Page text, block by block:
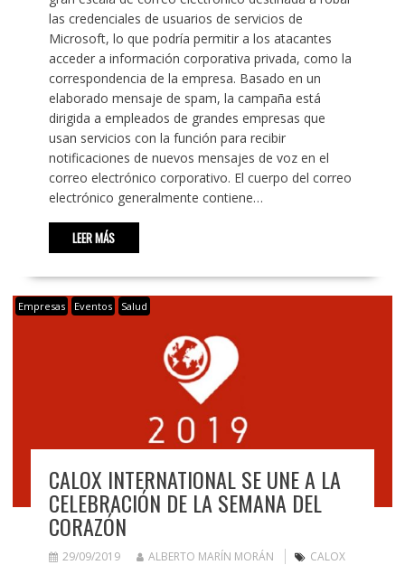
las credenciales de usuarios de servicios de
Microsoft, lo que podría permitir a los atacantes
acceder a información corporativa privada, como la
correspondencia de la empresa. Basado en un
elaborado mensaje de spam, la campaña está
dirigida a empleados de grandes empresas que
usan servicios con la función para recibir
notificaciones de nuevos mensajes de voz en el
correo electrónico corporativo. El cuerpo del correo
electrónico generalmente contiene…
LEER MÁS
Empresas Eventos Salud
CALOX INTERNATIONAL SE UNE A LA
CELEBRACIÓN DE LA SEMANA DEL
CORAZÓN
29/09/2019 ALBERTO MARÍN MORÁN
CALOX